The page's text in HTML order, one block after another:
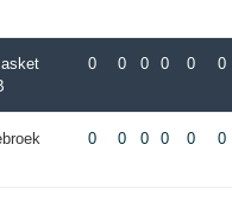
0 0 0 0 0 0
0 0 0 0 0 0